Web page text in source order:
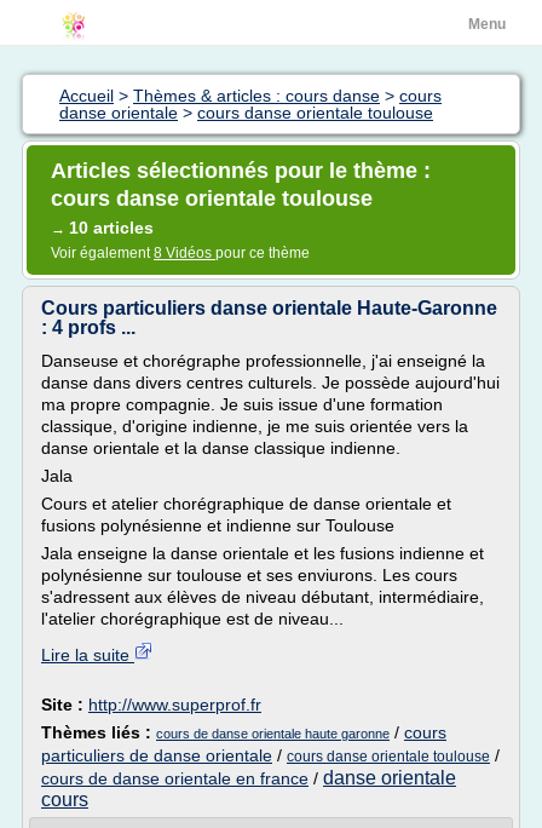
Menu
Accueil > Thèmes & articles : cours danse > cours
danse orientale > cours danse orientale toulouse
Articles sélectionnés pour le thème :
cours danse orientale toulouse
→ 10 articles
Voir également8 Vidéos pour ce thème
Cours particuliers danse orientale Haute-Garonne
: 4 profs ...
Danseuse et chorégraphe professionnelle, j'ai enseigné la
danse dans divers centres culturels. Je possède aujourd'hui
ma propre compagnie. Je suis issue d'une formation
classique, d'origine indienne, je me suis orientée vers la
danse orientale et la danse classique indienne.
Jala
Cours et atelier chorégraphique de danse orientale et
fusions polynésienne et indienne sur Toulouse
Jala enseigne la danse orientale et les fusions indienne et
polynésienne sur toulouse et ses enviurons. Les cours
s'adressent aux élèves de niveau débutant, intermédiaire,
l'atelier chorégraphique est de niveau...
Lire la suite
Site : http://www.superprof.fr
Thèmes liés : cours de danse orientale haute garonne / cours
particuliers de danse orientale / cours danse orientale toulouse /
cours de danse orientale en france / danse orientale
cours